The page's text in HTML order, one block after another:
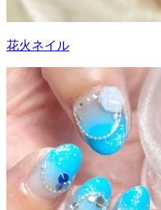
花火ネイル